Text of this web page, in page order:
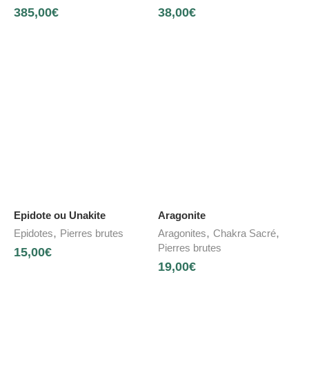
385,00€ 38,00€
Epidote ou Unakite
Epidotes, Pierres brutes
15,00€
Aragonite
Aragonites, Chakra Sacré,
Pierres brutes
19,00€